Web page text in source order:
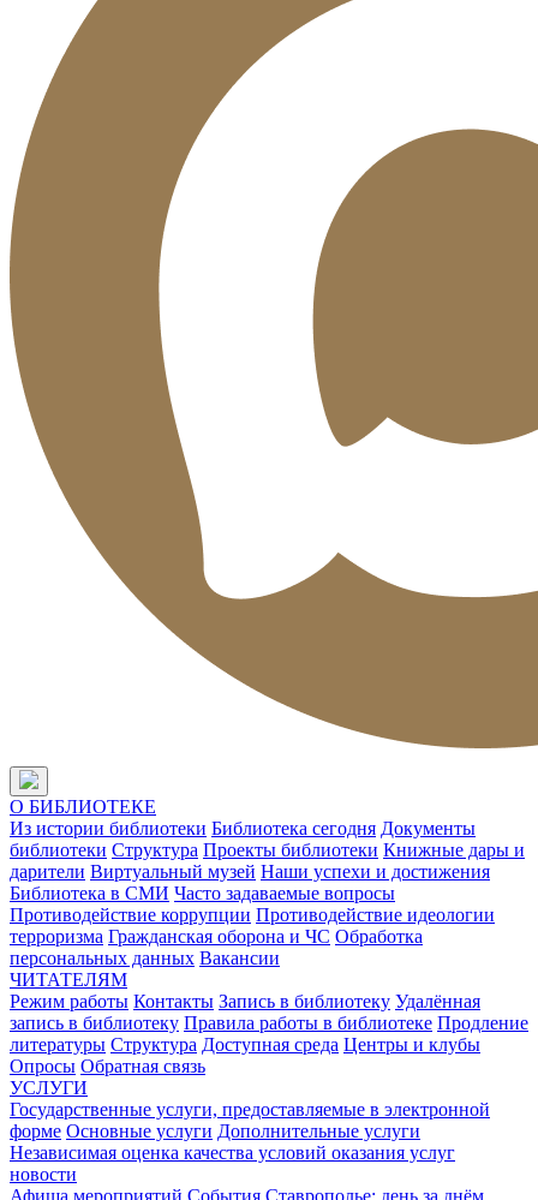
О БИБЛИОТЕКЕ
Из истории библиотеки Библиотека сегодня Документы
библиотеки Структура Проекты библиотеки Книжные дары и
дарители Виртуальный музей Наши успехи и достижения
Библиотека в СМИ Часто задаваемые вопросы
Противодействие коррупции Противодействие идеологии
терроризма Гражданская оборона и ЧС Обработка
персональных данных Вакансии
ЧИТАТЕЛЯМ
Режим работы Контакты Запись в библиотеку Удалённая
запись в библиотеку Правила работы в библиотеке Продление
литературы Структура Доступная среда Центры и клубы
Опросы Обратная связь
УСЛУГИ
Государственные услуги, предоставляемые в электронной
форме Основные услуги Дополнительные услуги
Независимая оценка качества условий оказания услуг
новости
Афиша мероприятий События Ставрополье: день за днём